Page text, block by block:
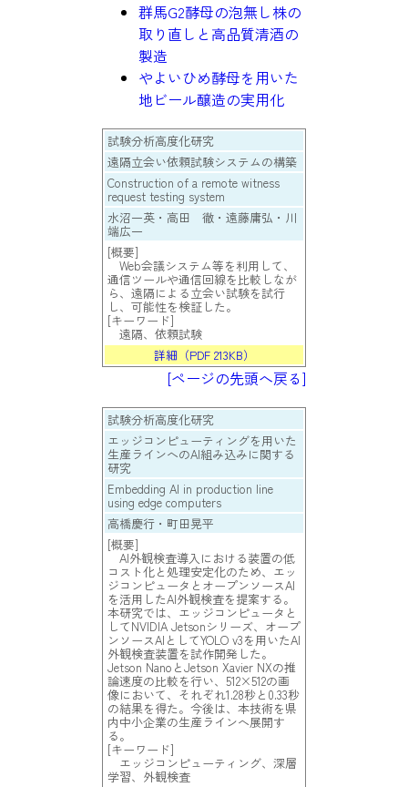
群馬G2酵母の泡無し株の
取り直しと高品質清酒の
製造
やよいひめ酵母を用いた
地ビール醸造の実用化
試験分析高度化研究
遠隔立会い依頼試験システムの構築
Construction of a remote witness
request testing system
水沼一英・高田 徹・遠藤庸弘・川
端広一
[概要]
Web会議システム等を利用して、
通信ツールや通信回線を比較しなが
ら、遠隔による立会い試験を試行
し、可能性を検証した。
[キーワード]
遠隔、依頼試験
詳細（PDF 213KB）
[ページの先頭へ戻る]
試験分析高度化研究
エッジコンピューティングを用いた
生産ラインへのAI組み込みに関する
研究
Embedding AI in production line
using edge computers
高橋慶行・町田晃平
[概要]
AI外観検査導入における装置の低
コスト化と処理安定化のため、エッ
ジコンピュータとオープンソースAI
を活用したAI外観検査を提案する。
本研究では、エッジコンピュータと
してNVIDIA Jetsonシリーズ、オープ
ンソースAIとしてYOLO v3を用いたAI
外観検査装置を試作開発した。
Jetson NanoとJetson Xavier NXの推
論速度の比較を行い、512×512の画
像において、それぞれ1.28秒と0.33秒
の結果を得た。今後は、本技術を県
内中小企業の生産ラインへ展開す
る。
[キーワード]
エッジコンピューティング、深層
学習、外観検査